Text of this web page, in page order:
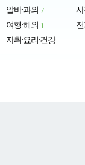
알바·과외 7
여행·해외 1
자취·요리·건강
사